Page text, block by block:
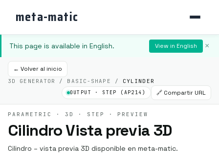
meta-matic
This page is available in English. View in English ×
← Volver al inicio
3D GENERATOR / BASIC-SHAPE / CYLINDER
OUTPUT · STEP (AP214) 🔗 Compartir URL
PARAMETRIC · 3D · STEP · PREVIEW
Cilindro Vista previa 3D
Cilindro – vista previa 3D disponible en meta-matic.